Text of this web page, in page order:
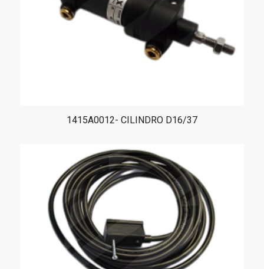
1415A0012- CILINDRO D16/37